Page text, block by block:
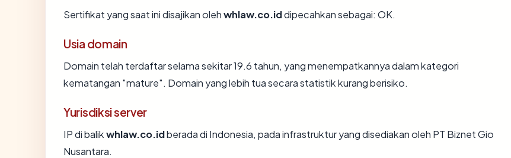
Sertifikat yang saat ini disajikan olehwhlaw.co.iddipecahkan sebagai: OK.
Usia domain
Domain telah terdaftar selama sekitar 19.6 tahun, yang menempatkannya dalam kategori
kematangan "mature". Domain yang lebih tua secara statistik kurang berisiko.
Yurisdiksi server
IP di balikwhlaw.co.idberada di Indonesia, pada infrastruktur yang disediakan oleh PT Biznet Gio
Nusantara.